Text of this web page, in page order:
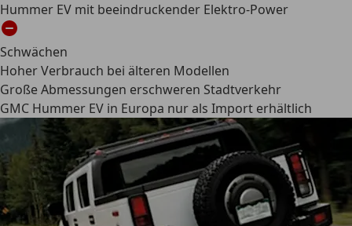
Hummer EV mit beeindruckender Elektro-Power
Schwächen
Hoher Verbrauch bei älteren Modellen
Große Abmessungen erschweren Stadtverkehr
GMC Hummer EV in Europa nur als Import erhältlich